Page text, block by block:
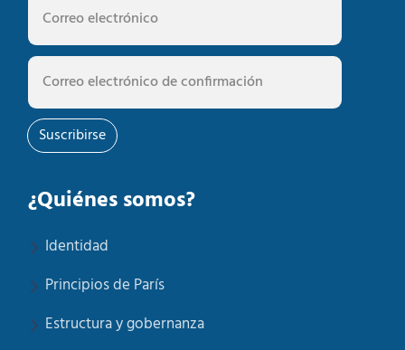
Suscribirse
¿Quiénes somos?
Identidad
Principios de París
Estructura y gobernanza